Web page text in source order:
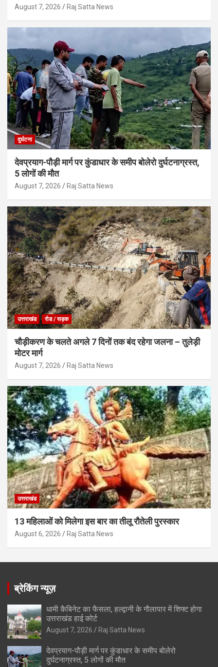
August 7, 2026 Raj Satta News
दुर्घटना
देवप्रयाग-पौड़ी मार्ग पर कुंडाधार के समीप बोलेरो दुर्घटनाग्रस्त,
5 लोगों की मौत
August 7, 2026 Raj Satta News
उत्तराखंड रोड / सड़क
चौड़ीकरण के चलते अगले 7 दिनों तक बंद रहेगा जलना – तुलेड़ी
मोटर मार्ग
August 7, 2026 Raj Satta News
उत्तराखंड
13 महिलाओं को मिलेगा इस बार का तीलू रौतेली पुरस्कार
August 6, 2026 Raj Satta News
ब्रेकिंग न्यूज़
धामी कैबिनेट का फैसला, हल्द्वानी के गौलापार में शिफ्ट होगा
उत्तराखंड हाई कोर्ट
August 7, 2026 Raj Satta News
देवप्रयाग-पौड़ी मार्ग पर कुंडाधार के समीप बोलेरो
दुर्घटनाग्रस्त, 5 लोगों की मौत